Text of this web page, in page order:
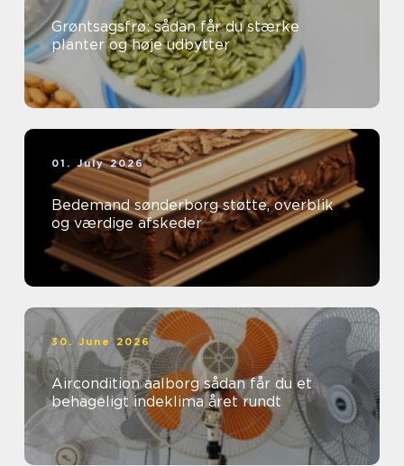
Grøntsagsfrø: sådan får du stærke
planter og høje udbytter
01. July 2026
Bedemand sønderborg støtte, overblik
og værdige afskeder
30. June 2026
Aircondition aalborg sådan får du et
behageligt indeklima året rundt